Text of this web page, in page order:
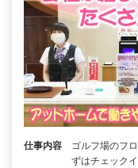
仕事内容
ゴルフ場のフ
ずはチェック